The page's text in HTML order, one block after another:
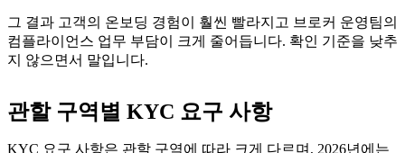
그 결과 고객의 온보딩 경험이 훨씬 빨라지고 브로커 운영팀의
컴플라이언스 업무 부담이 크게 줄어듭니다. 확인 기준을 낮추
지 않으면서 말입니다.
관할 구역별 KYC 요구 사항
KYC 요구 사항은 관할 구역에 따라 크게 다르며, 2026년에는